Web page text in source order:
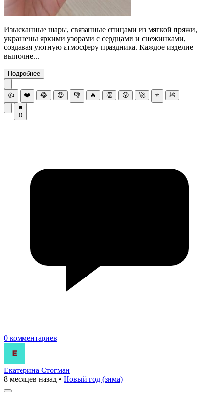
Изысканные шары, связанные спицами из мягкой пряжи,
украшены яркими узорами с сердцами и снежинками,
создавая уютную атмосферу праздника. Каждое изделие
выполне...
Подробнее
👍 ❤️ 😂 😍 👎 🔥 👏 😮 🚀 ⭐ 💩
0
0 комментариев
Екатерина Стогман
8 месяцев назад • Новый год (зима)